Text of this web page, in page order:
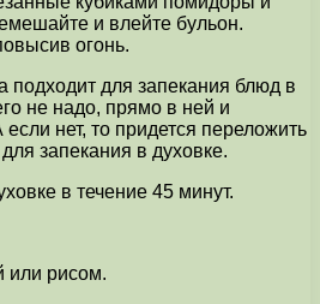
и влейте бульон.
огонь.
подходит для запекания блюд в
не надо, прямо в ней и
нет, то придется переложить
запекания в духовке.
в течение 45 минут.
или рисом.